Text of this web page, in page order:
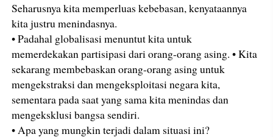
Seharusnya kita memperluas kebebasan, kenyataannya
kita justru menindasnya.
• Padahal globalisasi menuntut kita untuk
memerdekakan partisipasi dari orang-orang asing. • Kita
sekarang membebaskan orang-orang asing untuk
mengekstraksi dan mengeksploitasi negara kita,
sementara pada saat yang sama kita menindas dan
mengeksklusi bangsa sendiri.
• Apa yang mungkin terjadi dalam situasi ini?